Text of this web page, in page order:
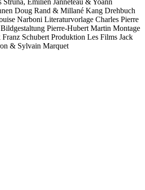
Doug Rand & Millané Kang Drehbuch
Narboni Literaturvorlage Charles Pierre
Bildgestaltung Pierre-Hubert Martin Montage
Franz Schubert Produktion Les Films Jack
& Sylvain Marquet